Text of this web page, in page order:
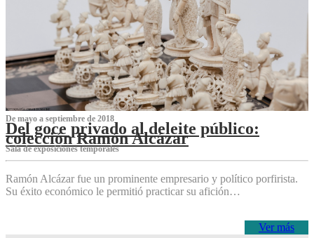
De mayo a septiembre de 2018
Del goce privado al deleite público:
colección Ramón Alcázar
Sala de exposiciones temporales
Ramón Alcázar fue un prominente empresario y político porfirista.
Su éxito económico le permitió practicar su afición…
Ver más